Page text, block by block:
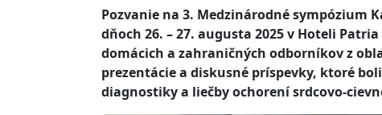
Pozvanie na 3. Medzinárodné sympózium
dňoch 26. – 27. augusta 2025 v Hoteli
domácich a zahraničných odborníkov z
prezentácie a diskusné príspevky, ktoré
diagnostiky a liečby ochorení srdcovo-